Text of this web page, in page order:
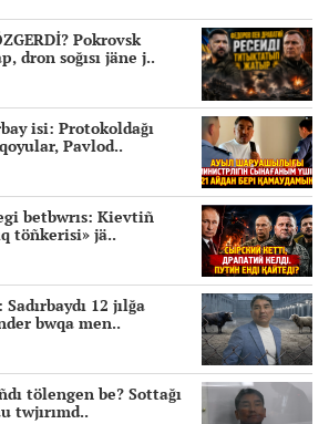
Pokrovsk
dron soğısı jäne j..
isi: Protokoldağı
Pavlod..
betbwrıs: Kievtiñ
töñkerisi» jä..
12 jılğa
bwqa men..
tölengen be? Sottağı
twjırımd..